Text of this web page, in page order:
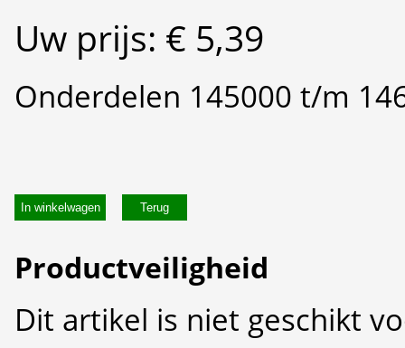
Uw prijs: € 5,39
Onderdelen 145000 t/m
In winkelwagen
Productveiligheid
Dit artikel is niet geschikt